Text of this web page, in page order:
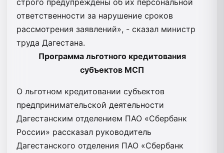
ответственности за нарушение сроков
рассмотрения заявлений», - сказал министр
труда Дагестана.
Программа льготного кредитования
субъектов МСП
О льготном кредитовании субъектов
предпринимательской деятельности
Дагестанским отделением ПАО «Сбербанк
России» рассказал руководитель
Дагестанского отделения ПАО «Сбербанк